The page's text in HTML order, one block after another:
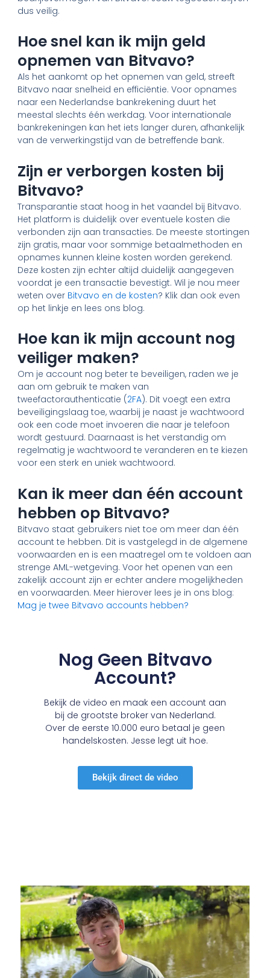
dus veilig.
Hoe snel kan ik mijn geld
opnemen van Bitvavo?
Als het aankomt op het opnemen van geld, streeft
Bitvavo naar snelheid en efficiëntie. Voor opnames
naar een Nederlandse bankrekening duurt het
meestal slechts één werkdag. Voor internationale
bankrekeningen kan het iets langer duren, afhankelijk
van de verwerkingstijd van de betreffende bank.
Zijn er verborgen kosten bij
Bitvavo?
Transparantie staat hoog in het vaandel bij Bitvavo.
Het platform is duidelijk over eventuele kosten die
verbonden zijn aan transacties. De meeste stortingen
zijn gratis, maar voor sommige betaalmethoden en
opnames kunnen kleine kosten worden gerekend.
Deze kosten zijn echter altijd duidelijk aangegeven
voordat je een transactie bevestigt. Wil je nou meer
weten over Bitvavo en de kosten? Klik dan ook even
op het linkje en lees ons blog.
Hoe kan ik mijn account nog
veiliger maken?
Om je account nog beter te beveiligen, raden we je
aan om gebruik te maken van
tweefactorauthenticatie (2FA). Dit voegt een extra
beveiligingslaag toe, waarbij je naast je wachtwoord
ook een code moet invoeren die naar je telefoon
wordt gestuurd. Daarnaast is het verstandig om
regelmatig je wachtwoord te veranderen en te kiezen
voor een sterk en uniek wachtwoord.
Kan ik meer dan één account
hebben op Bitvavo?
Bitvavo staat gebruikers niet toe om meer dan één
account te hebben. Dit is vastgelegd in de algemene
voorwaarden en is een maatregel om te voldoen aan
strenge AML-wetgeving. Voor het openen van een
zakelijk account zijn er echter andere mogelijkheden
en voorwaarden. Meer hierover lees je in ons blog:
Mag je twee Bitvavo accounts hebben?
Nog Geen Bitvavo
Account?
Bekijk de video en maak een account aan
bij de grootste broker van Nederland.
Over de eerste 10.000 euro betaal je geen
handelskosten. Jesse legt uit hoe.
Bekijk direct de video